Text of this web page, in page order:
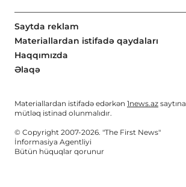
Saytda reklam
Materiallardan istifadə qaydaları
Haqqımızda
Əlaqə
Materiallardan istifadə edərkən 1news.az saytına
mütləq istinad olunmalıdır.
© Copyright 2007-2026. "The First News"
İnformasiya Agentliyi
Bütün hüquqlar qorunur